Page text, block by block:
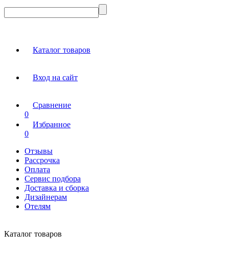
Каталог товаров
Вход на сайт
Сравнение
0
Избранное
0
Отзывы
Рассрочка
Оплата
Сервис подбора
Доставка и сборка
Дизайнерам
Отелям
Каталог товаров